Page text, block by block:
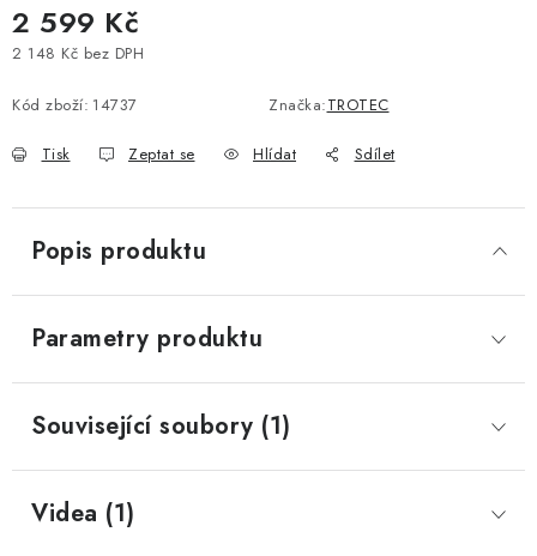
2 599 Kč
2 148 Kč bez DPH
Kód zboží: 14737 Značka:TROTEC
Tisk Zeptat se Hlídat Sdílet
Popis produktu
Parametry produktu
Související soubory (1)
Videa (1)